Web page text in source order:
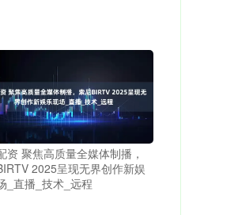
资 聚焦高质量全媒体制播，
2025呈现无界创作新娱
_直播_技术_远程